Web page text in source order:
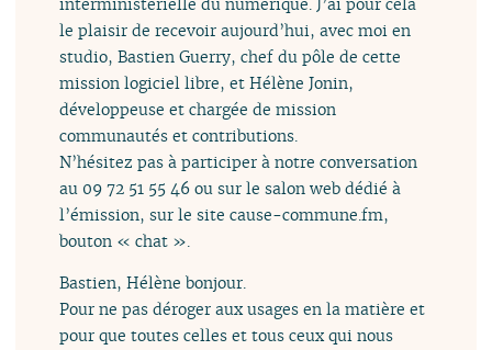
le plaisir de recevoir aujourd’hui, avec moi en
studio, Bastien Guerry, chef du pôle de cette
mission logiciel libre, et Hélène Jonin,
développeuse et chargée de mission
communautés et contributions.
N’hésitez pas à participer à notre conversation
au 09 72 51 55 46 ou sur le salon web dédié à
l’émission, sur le site cause-commune.fm,
bouton « chat ».
Bastien, Hélène bonjour.
Pour ne pas déroger aux usages en la matière et
pour que toutes celles et tous ceux qui nous